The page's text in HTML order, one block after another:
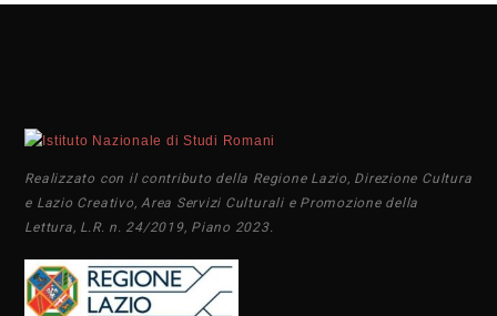
Realizzato con il contributo della Regione Lazio, Direzione Cultura
e Lazio Creativo, Area Servizi Culturali e Promozione della
Lettura, L.R. n. 24/2019, Piano 2023.